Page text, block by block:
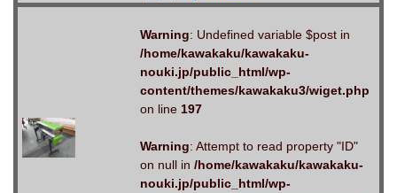
Warning: Undefined variable $post in
/home/kawakaku/kawakaku-
nouki.jp/public_html/wp-
content/themes/kawakaku3/wiget.php
on line 197
Warning: Attempt to read property "ID"
on null in /home/kawakaku/kawakaku-
nouki.jp/public_html/wp-